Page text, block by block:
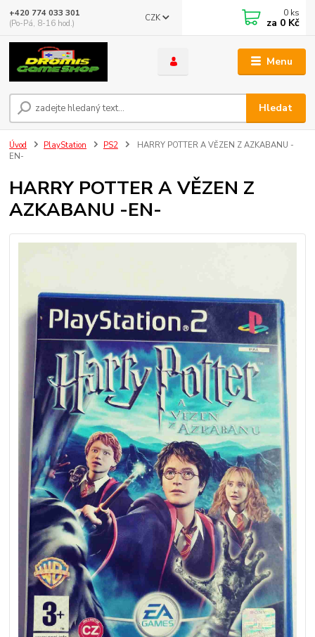
Menu
CZK
Hledat
+420 774 033 301
(Po-Pá, 8-16 hod.)
0 ks
za 0 Kč
Úvod PlayStation PS2
HARRY POTTER A VĚZEN Z AZKABANU -
EN-
HARRY POTTER A VĚZEN Z
AZKABANU -EN-